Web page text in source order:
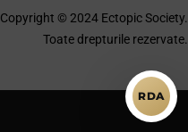
Copyright © 2024 Ectopic Society.
Toate drepturile rezervate.
RDA